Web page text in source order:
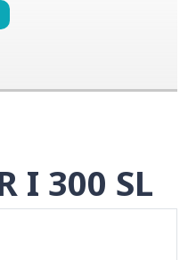
I 300 SL